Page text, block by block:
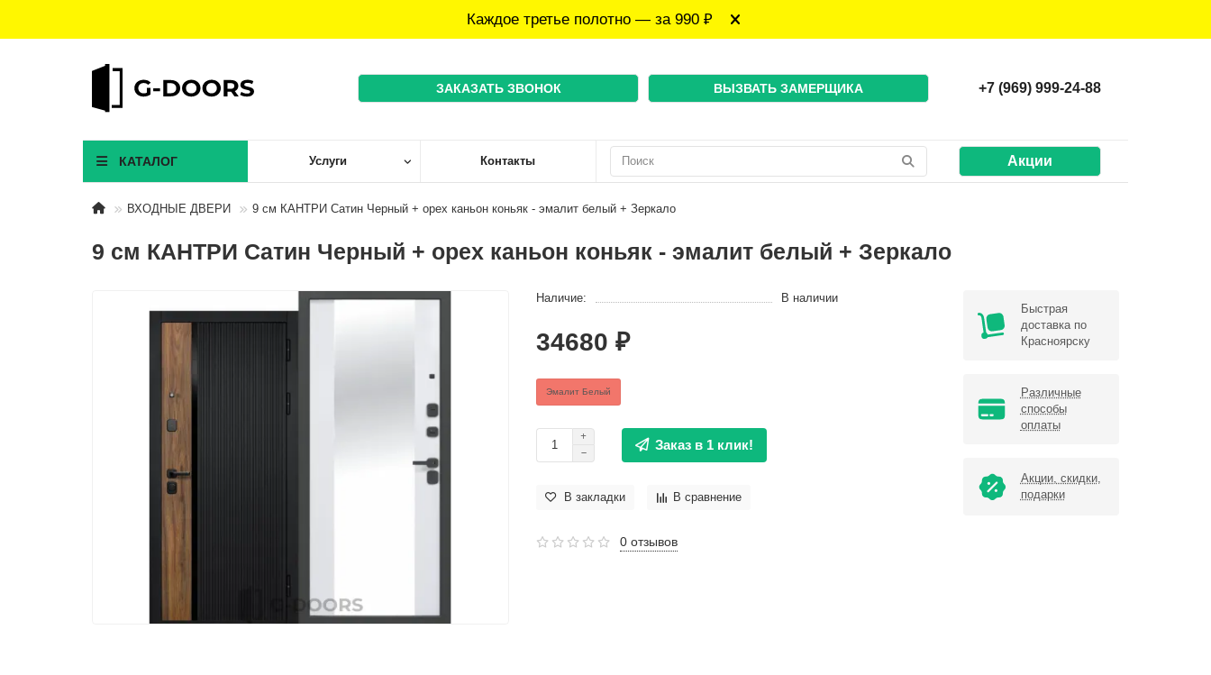
Каждое третье полотно — за 990 ₽
ЗАКАЗАТЬ ЗВОНОК ВЫЗВАТЬ ЗАМЕРЩИКА +7 (969) 999-24-88
КАТАЛОГ Услуги Контакты Акции
ВХОДНЫЕ ДВЕРИ 9 см КАНТРИ Сатин Черный + орех каньон коньяк - эмалит белый + Зеркало
9 см КАНТРИ Сатин Черный + орех каньон коньяк - эмалит белый + Зеркало
Наличие: В наличии
34680 ₽
Эмалит Белый
Заказ в 1 клик!
В закладки В сравнение
0 отзывов
Быстрая
доставка по
Красноярску
Различные
способы
оплаты
Акции, скидки,
подарки